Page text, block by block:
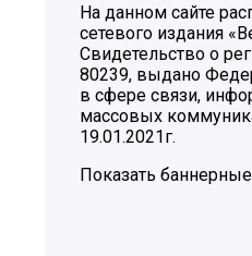
На данном сайте
сетевого издания
Свидетельство о
80239, выдано
в сфере связи,
массовых
19.01.2021г.
Показать